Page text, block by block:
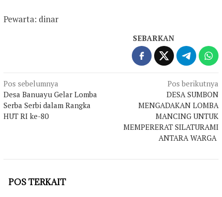
Pewarta: dinar
SEBARKAN
Navigasi
pos
Pos sebelumnya
Desa Banuayu Gelar Lomba
Serba Serbi dalam Rangka
HUT RI ke-80
Pos berikutnya
DESA SUMBON
MENGADAKAN LOMBA
MANCING UNTUK
MEMPERERAT SILATURAMI
ANTARA WARGA
POS TERKAIT